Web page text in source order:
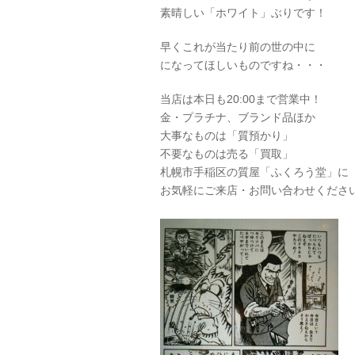
素晴しい「ホワイト」ぶりです！
早くこれが当たり前の世の中に
になってほしいものですね・・・
当店は本日も20:00まで営業中！
金・プラチナ、ブランド品ほか
大事なものは「質預かり」
不要なものは売る「買取」
札幌市手稲区の質屋「ふくろう堂」に
お気軽にご来店・お問い合わせくださ